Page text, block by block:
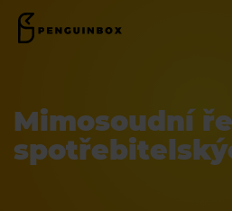
Sledovat / Prodloužit
Mimosoudní